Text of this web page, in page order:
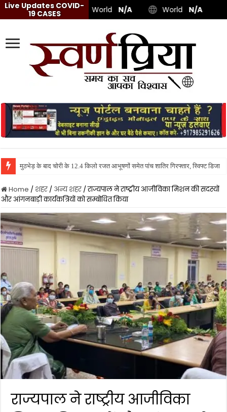
फर्जी सूचनाओं
Home / शहर / अन्य शहर /राज्यपाल ने राष्ट्रीय आजीविका मिशन की सदस्यों
और आंगनबाड़ी कार्यकत्रियों को सम्बोधित किया
राज्यपाल ने राष्ट्रीय आजीविका
Live Updates COVID-
19 CASES
World N/A World N/A